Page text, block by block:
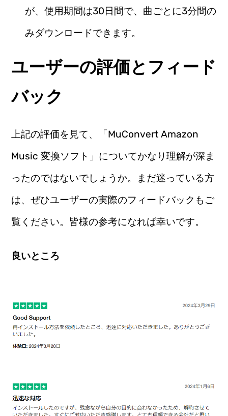
が、使用期間は30日間で、曲ごとに3分間の
みダウンロードできます。
ユーザーの評価とフィード
バック
上記の評価を見て、「MuConvert Amazon
Music 変換ソフト」についてかなり理解が深ま
ったのではないでしょうか。まだ迷っている方
は、ぜひユーザーの実際のフィードバックもご
覧ください。皆様の参考になれば幸いです。
良いところ